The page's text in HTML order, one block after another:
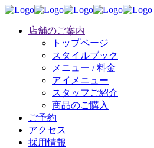
店舗のご案内
トップページ
スタイルブック
メニュー / 料金
アイメニュー
スタッフご紹介
商品のご購入
ご予約
アクセス
採用情報